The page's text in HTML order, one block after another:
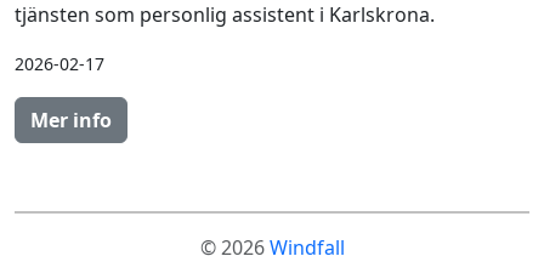
tjänsten som personlig assistent i Karlskrona.
2026-02-17
Mer info
© 2026Windfall